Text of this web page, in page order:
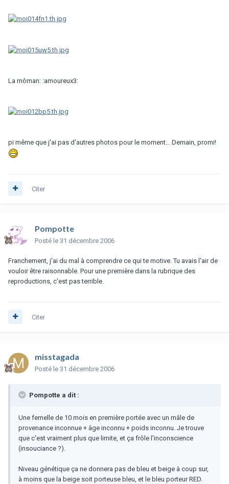
La môman: :amoureux3:
pi même que j'ai pas d'autres photos pour le moment... Demain, promi!
Citer
Pompotte
Posté le 31 décembre 2006
Franchement, j'ai du mal à comprendre ce qui te motive. Tu avais l'air de
vouloir être raisonnable. Pour une première dans la rubrique des
reproductions, c'est pas terrible.
Citer
misstagada
Posté le 31 décembre 2006
Pompotte a dit :
Une femelle de 10 mois en première portée avec un mâle de
provenance inconnue + âge inconnu + poids inconnu. Je trouve
que c'est vraiment plus que limite, et ça frôle l'inconscience
(insouciance ?).
Niveau génétique ça ne donnera pas de bleu et beige à coup sur,
à moins que la beige soit porteuse bleu, et le bleu porteur RED.